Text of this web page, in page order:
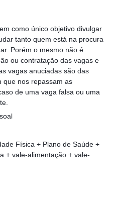
como único objetivo divulgar
tanto quem está na procura
Porém o mesmo não é
ou contratação das vagas e
vagas anuciadas são das
que nos repassam as
de uma vaga falsa ou uma
Física + Plano de Saúde +
+ vale-alimentação + vale-